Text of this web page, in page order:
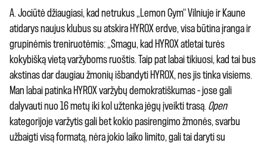
A. Jociūtė džiaugiasi, kad netrukus „Lemon Gym“ Vilniuje ir Kaune
atidarys naujus klubus su atskira HYROX erdve, visa būtina įranga ir
grupinėmis treniruotėmis: „Smagu, kad HYROX atletai turės
kokybišką vietą varžyboms ruoštis. Taip pat labai tikiuosi, kad tai bus
akstinas dar daugiau žmonių išbandyti HYROX, nes jis tinka visiems.
Man labai patinka HYROX varžybų demokratiškumas – jose gali
dalyvauti nuo 16 metų iki kol užtenka jėgų įveikti trasą. Open
kategorijoje varžytis gali bet kokio pasirengimo žmonės, svarbu
užbaigti visą formatą, nėra jokio laiko limito, gali tai daryti su